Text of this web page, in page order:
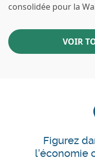
consolidée pour la
VOIR
Figurez
l’économie